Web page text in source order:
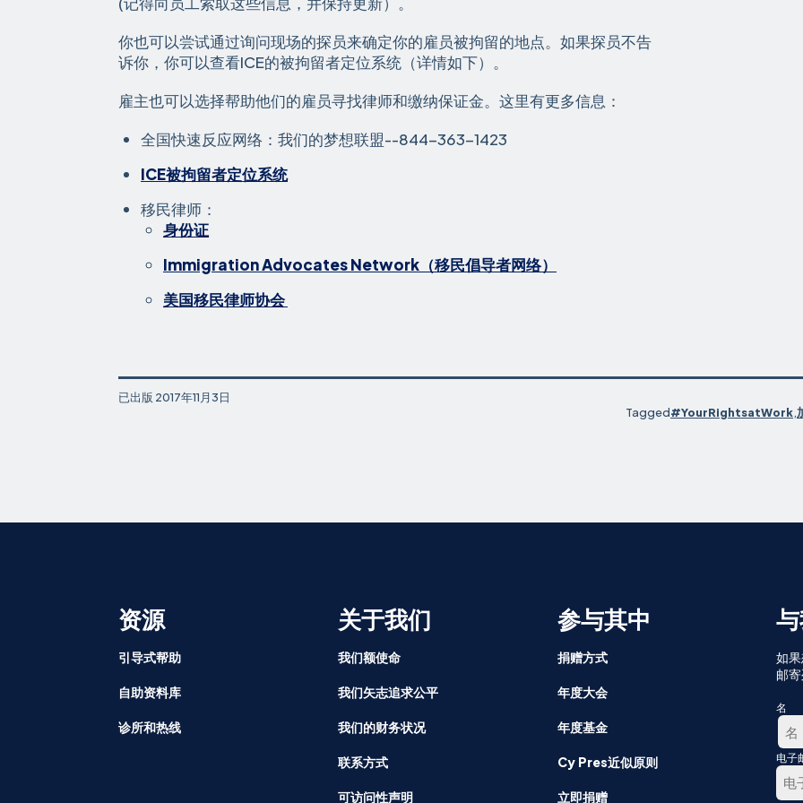
你也可以尝试通过询问现场的探员来确定你的雇员被拘留的地点。如果探员不告
诉你，你可以查看ICE的被拘留者定位系统（详情如下）。
雇主也可以选择帮助他们的雇员寻找律师和缴纳保证金。这里有更多信息：
全国快速反应网络：我们的梦想联盟--844-363-1423
ICE被拘留者定位系统
移民律师：
身份证
Immigration Advocates Network（移民倡导者网络）
美国移民律师协会
已出版 2017年11月3日
Tagged#YourRightsatWork,
资源
引导式帮助
自助资料库
诊所和热线
关于我们
我们额使命
我们矢志追求公平
我们的财务状况
联系方式
可访问性声明
参与其中
捐赠方式
年度大会
年度基金
Cy Pres近似原则
立即捐赠
如
邮寄
名
第
一
电子